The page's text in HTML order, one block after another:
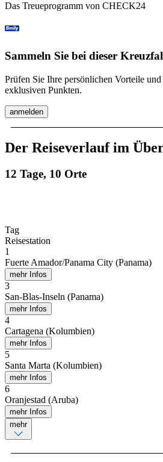
Das Treueprogramm von CHECK24
Sammeln Sie bei dieser
Prüfen Sie Ihre persönlichen Vorteile
exklusiven Punkten.
anmelden
Der Reiseverlauf im
12 Tage, 10 Orte
Tag
Reisestation
1
Fuerte Amador/Panama City (Panama)
mehr Infos
3
San-Blas-Inseln (Panama)
mehr Infos
4
Cartagena (Kolumbien)
mehr Infos
5
Santa Marta (Kolumbien)
mehr Infos
6
Oranjestad (Aruba)
mehr Infos
mehr